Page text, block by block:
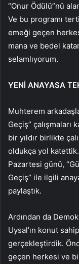
“Onur Ödülü”nü
Ve bu programı
emeği geçen
mana ve bedel
selamlıyorum.
YENİ ANAYASA
Muhterem
Geçiş” çalışmaları
bir yıldır birlikte
oldukça yol
Pazartesi günü,
Geçiş” ile ilgili
paylaştık.
Ardından da
Uysal’ın konut
gerçekleştirdik.
geçen herkesi ve